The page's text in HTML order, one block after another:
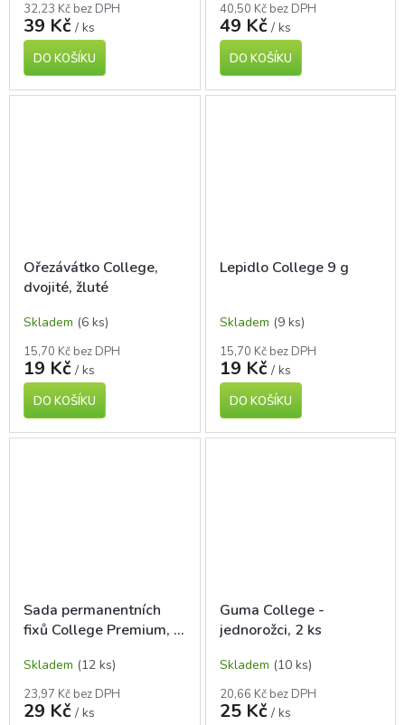
32,23 Kč bez DPH
39 Kč / ks
DO KOŠÍKU
40,50 Kč bez DPH
49 Kč / ks
DO KOŠÍKU
Ořezávátko College,
dvojité, žluté
Skladem (6 ks)
15,70 Kč bez DPH
19 Kč / ks
DO KOŠÍKU
Lepidlo College 9 g
Skladem (9 ks)
15,70 Kč bez DPH
19 Kč / ks
DO KOŠÍKU
Sada permanentních
fixů College Premium, 2
Skladem (12 ks)
23,97 Kč bez DPH
29 Kč / ks
Guma College -
jednorožci, 2 ks
Skladem (10 ks)
20,66 Kč bez DPH
25 Kč / ks